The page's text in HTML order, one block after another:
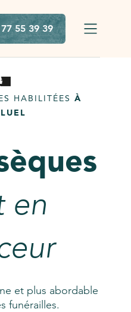
55 39 39
HABILITÉES À
en
et plus abordable
funérailles.